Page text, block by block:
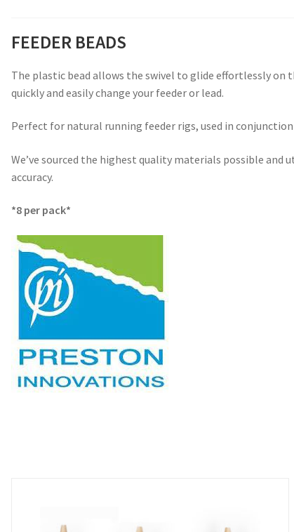
FEEDER BEADS
The plastic bead allows the swivel to glide effortlessly on
quickly and easily change your feeder or lead.
Perfect for natural running feeder rigs, used in
We’ve sourced the highest quality materials possible
accuracy.
*8 per pack*